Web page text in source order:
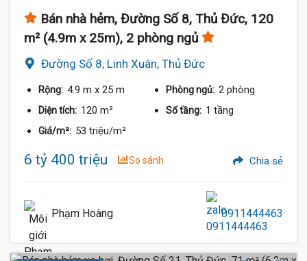
Bán nhà hẻm, Đường Số 8, Thủ Đức, 120
m² (4.9m x 25m), 2 phòng ngủ
Đường Số 8, Linh Xuân, Thủ Đức
Rộng: 4.9 m x 25 m Phòng ngủ: 2 phòng
Diện tích: 120 m² Số tầng: 1 tầng
Giá/m²: 53 triệu/m²
6 tỷ 400 triệu So sánh Chia sẻ
Phạm Hoàng 0911444463